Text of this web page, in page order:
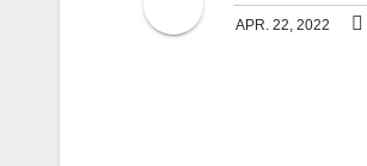
APR. 22, 2022